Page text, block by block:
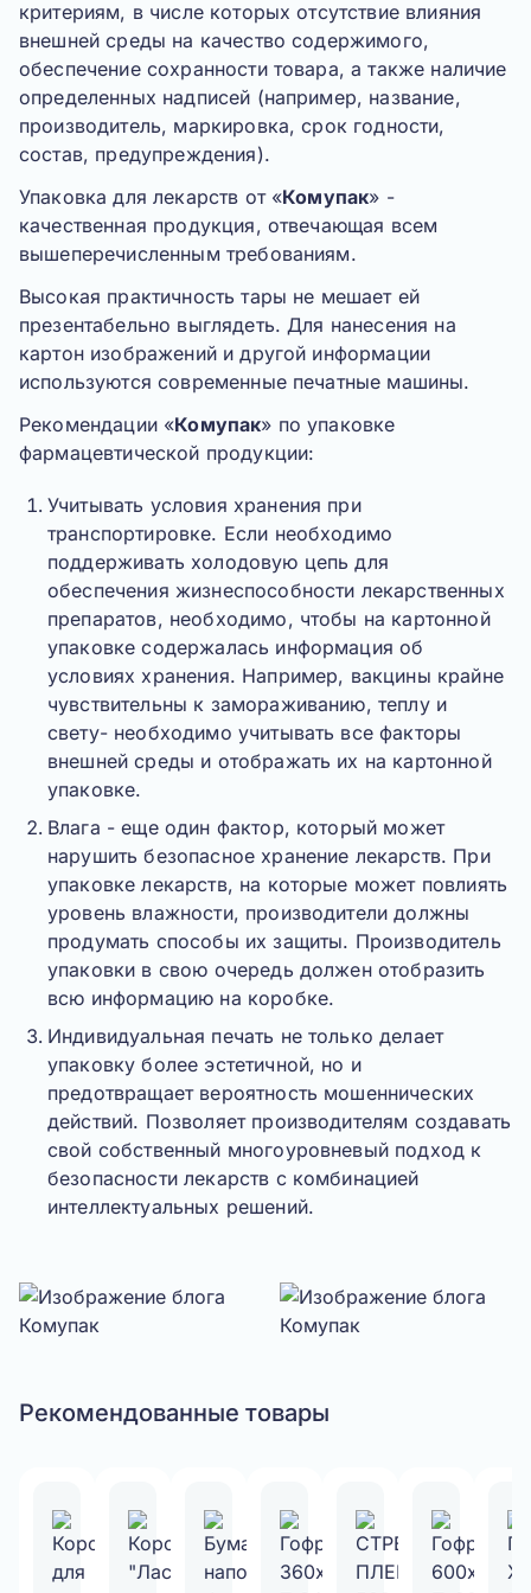
критериям, в числе которых отсутствие влияния
внешней среды на качество содержимого,
обеспечение сохранности товара, а также наличие
определенных надписей (например, название,
производитель, маркировка, срок годности,
состав, предупреждения).
Упаковка для лекарств от «Комупак» -
качественная продукция, отвечающая всем
вышеперечисленным требованиям.
Высокая практичность тары не мешает ей
презентабельно выглядеть. Для нанесения на
картон изображений и другой информации
используются современные печатные машины.
Рекомендации «Комупак» по упаковке
фармацевтической продукции:
Учитывать условия хранения при
транспортировке. Если необходимо
поддерживать холодовую цепь для
обеспечения жизнеспособности лекарственных
препаратов, необходимо, чтобы на картонной
упаковке содержалась информация об
условиях хранения. Например, вакцины крайне
чувствительны к замораживанию, теплу и
свету- необходимо учитывать все факторы
внешней среды и отображать их на картонной
упаковке.
Влага - еще один фактор, который может
нарушить безопасное хранение лекарств. При
упаковке лекарств, на которые может повлиять
уровень влажности, производители должны
продумать способы их защиты. Производитель
упаковки в свою очередь должен отобразить
всю информацию на коробке.
Индивидуальная печать не только делает
упаковку более эстетичной, но и
предотвращает вероятность мошеннических
действий. Позволяет производителям создавать
свой собственный многоуровневый подход к
безопасности лекарств с комбинацией
интеллектуальных решений.
Рекомендованные товары